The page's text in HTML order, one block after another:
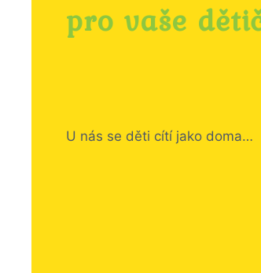
pro vaše
U nás se děti cítí jako doma…